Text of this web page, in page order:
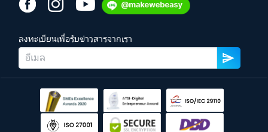
ลงทะเบียนเพื่อรับข่าวสารจากเรา